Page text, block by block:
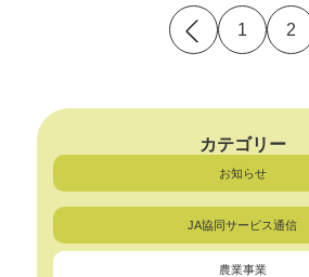
ジ
送
1 2
カテゴリー
お知らせ
JA協同サービス通信
農業事業